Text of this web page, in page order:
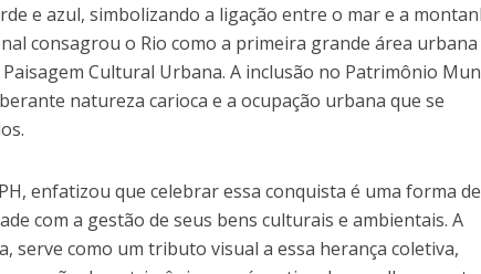
e azul, simbolizando a ligação entre o mar e a
consagrou o Rio como a primeira grande área urbana
Cultural Urbana. A inclusão no Patrimônio
natureza carioca e a ocupação urbana que se
enfatizou que celebrar essa conquista é uma forma de
com a gestão de seus bens culturais e ambientais. A
serve como um tributo visual a essa herança coletiva,